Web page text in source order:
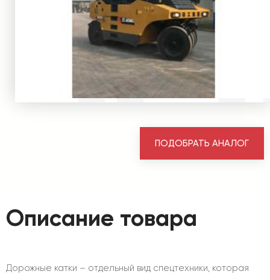
ПОДОБРАТЬ АНАЛОГ
Описание товара
Дорожные катки – отдельный вид спецтехники, которая